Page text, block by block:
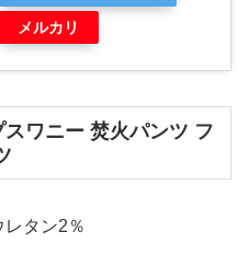
メルカリ
ワニー 焚火パンツ フ
タン2％